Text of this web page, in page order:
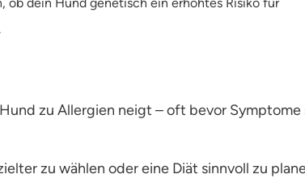
zu Allergien neigt – oft bevor
zu wählen oder eine Diät sinnvoll zu